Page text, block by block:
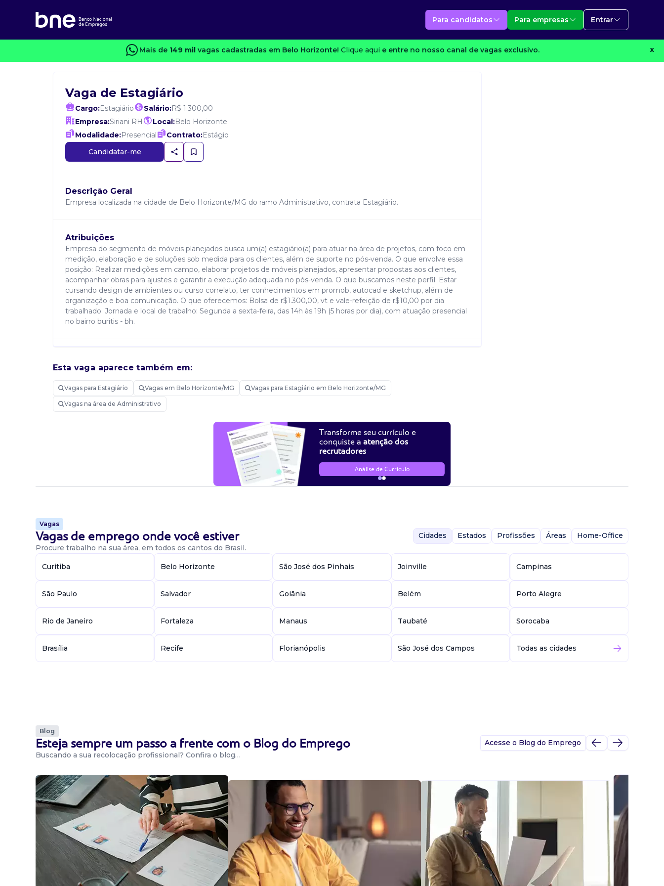
Para candidatos Para empresas Entrar
Mais de 149 mil vagas cadastradas em Belo Horizonte! Clique aqui e entre no nosso canal de vagas exclusivo. X
Vaga de Estagiário
Cargo:Estagiário Salário:R$ 1.300,00
Empresa:Siriani RH Local:Belo Horizonte
Modalidade:Presencial Contrato:Estágio
Candidatar-me
Descrição Geral
Empresa localizada na cidade de Belo Horizonte/MG do ramo Administrativo, contrata Estagiário.
Atribuições
Empresa do segmento de móveis planejados busca um(a) estagiário(a) para atuar na área de projetos, com foco em
medição, elaboração e de soluções sob medida para os clientes, além de suporte no pós-venda. O que envolve essa
posição: Realizar medições em campo, elaborar projetos de móveis planejados, apresentar propostas aos clientes,
acompanhar obras para ajustes e garantir a execução adequada no pós-venda. O que buscamos neste perfil: Estar
cursando design de ambientes ou curso correlato, ter conhecimentos em promob, autocad e sketchup, além de
organização e boa comunicação. O que oferecemos: Bolsa de r$1.300,00, vt e vale-refeição de r$10,00 por dia
trabalhado. Jornada e local de trabalho: Segunda a sexta-feira, das 14h às 19h (5 horas por dia), com atuação presencial
no bairro buritis - bh.
Candidatar-me
Esta vaga aparece também em:
Vagas para Estagiário Vagas em Belo Horizonte/MG Vagas para Estagiário em Belo Horizonte/MG
Vagas na área de Administrativo
Transforme seu currículo e
conquiste a atenção dos
recrutadores
Análise de Currículo
Vagas
Vagas de emprego onde você estiver
Procure trabalho na sua área, em todos os cantos do Brasil.
Cidades Estados Profissões Áreas Home-Office
Curitiba Belo Horizonte São José dos Pinhais Joinville Campinas
São Paulo Salvador Goiânia Belém Porto Alegre
Rio de Janeiro Fortaleza Manaus Taubaté Sorocaba
Brasília Recife Florianópolis São José dos Campos Todas as cidades
Blog
Esteja sempre um passo a frente com o Blog do Emprego
Buscando a sua recolocação profissional? Confira o blog…
Acesse o Blog do Emprego